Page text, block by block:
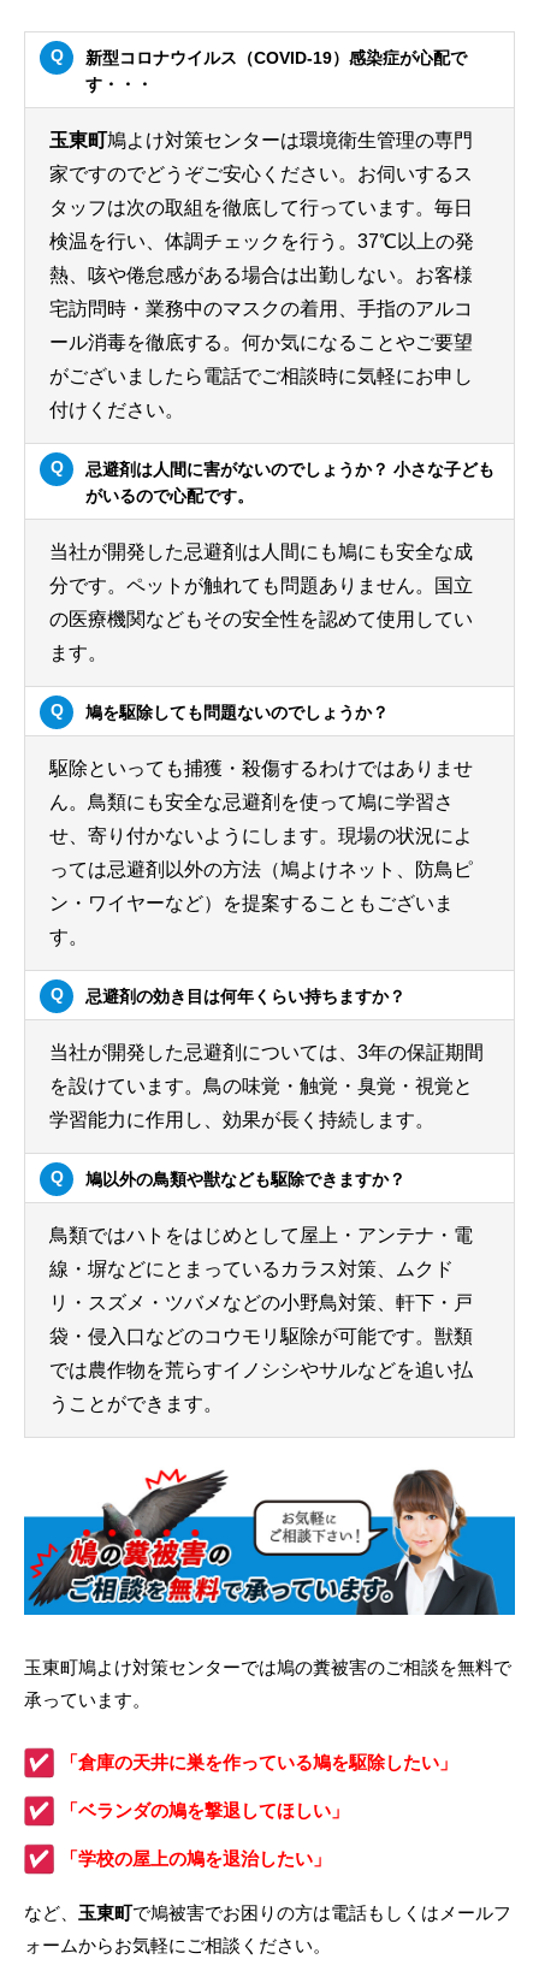
新型コロナウイルス（COVID-19）感染症が心配で
す・・・
玉東町鳩よけ対策センターは環境衛生管理の専門
家ですのでどうぞご安心ください。お伺いするス
タッフは次の取組を徹底して行っています。毎日
検温を行い、体調チェックを行う。37℃以上の発
熱、咳や倦怠感がある場合は出勤しない。お客様
宅訪問時・業務中のマスクの着用、手指のアルコ
ール消毒を徹底する。何か気になることやご要望
がございましたら電話でご相談時に気軽にお申し
付けください。
忌避剤は人間に害がないのでしょうか？ 小さな子ども
がいるので心配です。
当社が開発した忌避剤は人間にも鳩にも安全な成
分です。ペットが触れても問題ありません。国立
の医療機関などもその安全性を認めて使用してい
ます。
鳩を駆除しても問題ないのでしょうか？
駆除といっても捕獲・殺傷するわけではありませ
ん。鳥類にも安全な忌避剤を使って鳩に学習さ
せ、寄り付かないようにします。現場の状況によ
っては忌避剤以外の方法（鳩よけネット、防鳥ピ
ン・ワイヤーなど）を提案することもございま
す。
忌避剤の効き目は何年くらい持ちますか？
当社が開発した忌避剤については、3年の保証期間
を設けています。鳥の味覚・触覚・臭覚・視覚と
学習能力に作用し、効果が長く持続します。
鳩以外の鳥類や獣なども駆除できますか？
鳥類ではハトをはじめとして屋上・アンテナ・電
線・塀などにとまっているカラス対策、ムクド
リ・スズメ・ツバメなどの小野鳥対策、軒下・戸
袋・侵入口などのコウモリ駆除が可能です。獣類
では農作物を荒らすイノシシやサルなどを追い払
うことができます。
玉東町鳩よけ対策センターでは鳩の糞被害のご相談を無料で
承っています。
「倉庫の天井に巣を作っている鳩を駆除したい」
「ベランダの鳩を撃退してほしい」
「学校の屋上の鳩を退治したい」
など、 玉東町で鳩被害でお困りの方は電話もしくはメールフ
ォームからお気軽にご相談ください。